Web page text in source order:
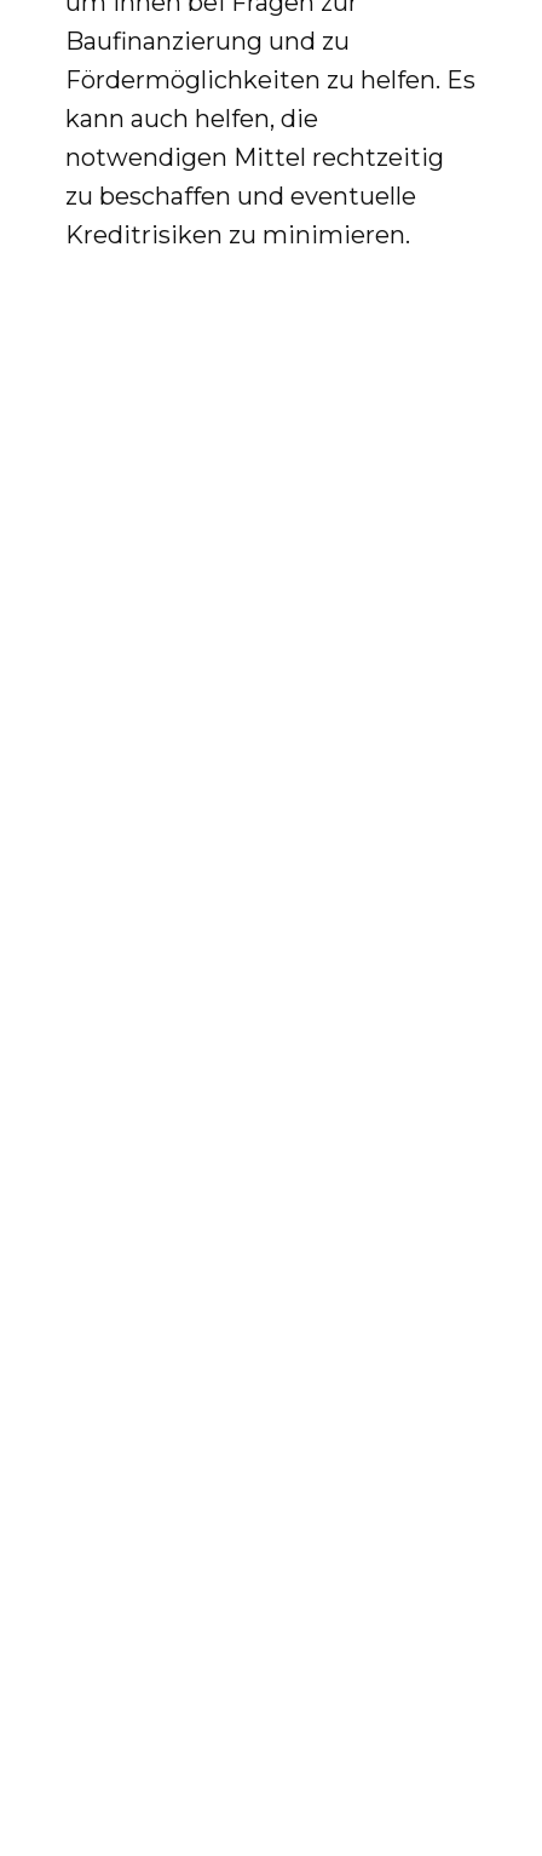
Baufinanzierung und zu
Fördermöglichkeiten zu helfen. Es
kann auch helfen, die
notwendigen Mittel rechtzeitig
zu beschaffen und eventuelle
Kreditrisiken zu minimieren.